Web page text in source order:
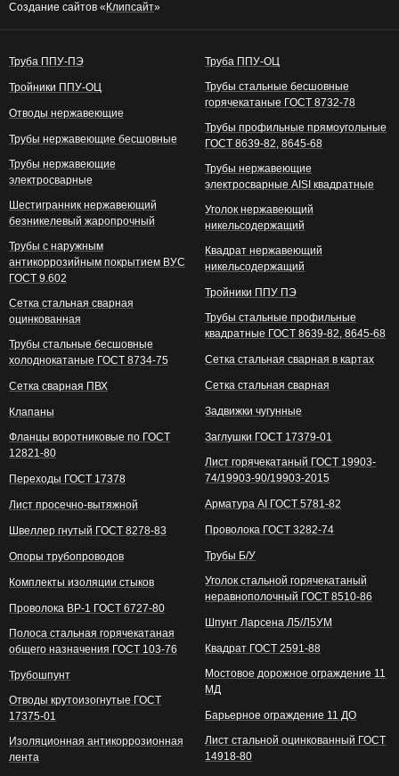
Создание сайтов « Клипсайт»
Труба ППУ-ПЭ
Тройники ППУ-ОЦ
Отводы нержавеющие
Трубы нержавеющие бесшовные
Трубы нержавеющие
электросварные
Шестигранник нержавеющий
безникелевый жаропрочный
Трубы с наружным
антикоррозийным покрытием ВУС
ГОСТ 9.602
Сетка стальная сварная
оцинкованная
Трубы стальные бесшовные
холоднокатаные ГОСТ 8734-75
Сетка сварная ПВХ
Клапаны
Фланцы воротниковые по ГОСТ
12821-80
Переходы ГОСТ 17378
Лист просечно-вытяжной
Швеллер гнутый ГОСТ 8278-83
Опоры трубопроводов
Комплекты изоляции стыков
Проволока ВР-1 ГОСТ 6727-80
Полоса стальная горячекатаная
общего назначения ГОСТ 103-76
Трубошпунт
Отводы крутоизогнутые ГОСТ
17375-01
Изоляционная антикоррозионная
лента
Труба ППУ-ОЦ
Трубы стальные бесшовные
горячекатаные ГОСТ 8732-78
Трубы профильные прямоугольные
ГОСТ 8639-82, 8645-68
Трубы нержавеющие
электросварные AISI квадратные
Уголок нержавеющий
никельсодержащий
Квадрат нержавеющий
никельсодержащий
Тройники ППУ ПЭ
Трубы стальные профильные
квадратные ГОСТ 8639-82, 8645-68
Сетка стальная сварная в картах
Сетка стальная сварная
Задвижки чугунные
Заглушки ГОСТ 17379-01
Лист горячекатаный ГОСТ 19903-
74/19903-90/19903-2015
Арматура АI ГОСТ 5781-82
Проволока ГОСТ 3282-74
Трубы Б/У
Уголок стальной горячекатаный
неравнополочный ГОСТ 8510-86
Шпунт Ларсена Л5/Л5УМ
Квадрат ГОСТ 2591-88
Мостовое дорожное ограждение 11
МД
Барьерное ограждение 11 ДО
Лист стальной оцинкованный ГОСТ
14918-80